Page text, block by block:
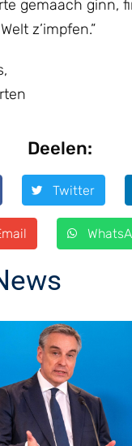
gemaach ginn,
z’impfen.”
Deelen:
Twitter